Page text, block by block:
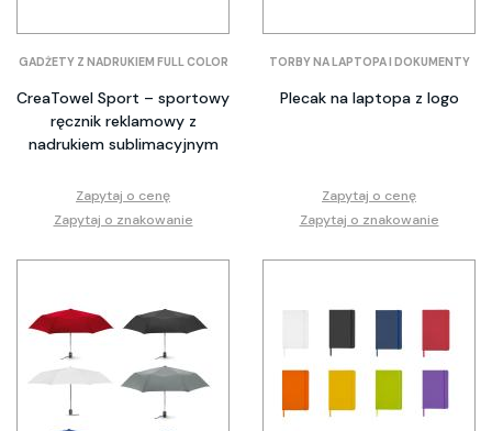
GADŻETY Z NADRUKIEM FULL COLOR
CreaTowel Sport – sportowy
ręcznik reklamowy z
nadrukiem sublimacyjnym
Zapytaj o cenę
Zapytaj o znakowanie
TORBY NA LAPTOPA I DOKUMENTY
Plecak na laptopa z logo
Zapytaj o cenę
Zapytaj o znakowanie